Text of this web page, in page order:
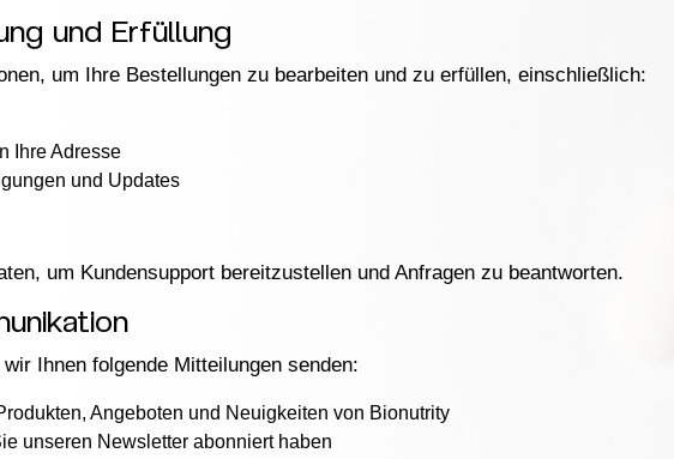
und Erfüllung
um Ihre Bestellungen zu bearbeiten und zu erfüllen, einschließlich:
Ihre Adresse
und Updates
um Kundensupport bereitzustellen und Anfragen zu beantworten.
Ihnen folgende Mitteilungen senden:
Angeboten und Neuigkeiten von Bionutrity
unseren Newsletter abonniert haben